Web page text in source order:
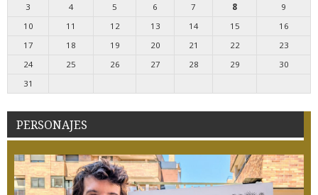
3
4 5 6 7 8
9
10
11 12 13 14 15
16
17
18 19 20 21 22
23
24
25 26 27 28 29
30
31
PERSONAJES